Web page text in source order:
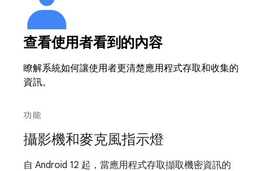
查看使用者看到的內容
瞭解系統如何讓使用者更清楚應用程式存取和收集的
資訊。
功能
攝影機和麥克風指示燈
自 Android 12 起，當應用程式存取擷取機密資訊的